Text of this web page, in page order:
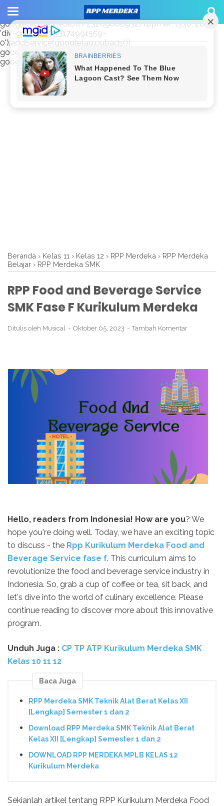
window.googletag = window.googletag || {cmd: []};
googletag.cmd.push(function() {
googletag.defineSlot('/23209888932/rppmer', [336, 280],
'div-gpt-ad-1733174991559-
0').addService(googletag.pubads());
googletag.pubads().enableSingleRequest();
googletag.enableServices(); });
Beranda › Kelas 11 › Kelas 12 › RPP Merdeka › RPP Merdeka
Belajar › RPP Merdeka SMK
RPP Food and Beverage Service
SMK Fase F Kurikulum Merdeka
Ditulis oleh Musical Oktober 05, 2023 Tambah Komentar
Hello, readers from Indonesia! How are you? We
hope you're doing well. Today, we have an exciting topic
to discuss - the Rpp Kurikulum Merdeka Food and
Beverage Service fase f. This curriculum aims to
revolutionize the food and beverage service industry in
Indonesia. So, grab a cup of coffee or tea, sit back, and
let's dive into the world of culinary excellence. Please
continue reading to discover more about this innovative
program.
Unduh Juga : CP TP ATP Kurikulum Merdeka SMK
Kelas 10 11 12
Baca Juga
RPP Merdeka SMK Teknik Alat Berat Kelas XII
[Lengkap] Semester 1 dan 2
Download RPP Merdeka SMK Teknik Alat Berat
Kelas XII [Lengkap] Semester 1 dan 2
DOWNLOAD RPP MERDEKA MPLB KELAS 12
Kurikulum Merdeka
Sekianlah artikel tentang RPP Kurikulum Merdeka Food